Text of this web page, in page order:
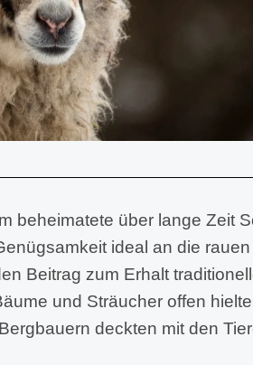
beheimatete über lange Zeit
ideal an die
Beitrag zum Erhalt
und Sträucher offen
deckten mit den